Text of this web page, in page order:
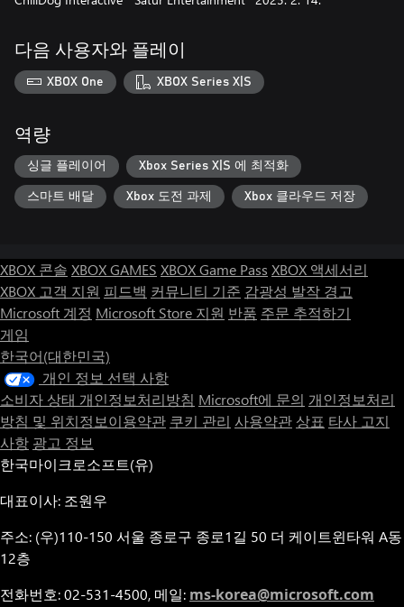
다음 사용자와 플레이
XBOX One XBOX Series X|S
역량
싱글 플레이어 Xbox Series X|S 에 최적화
스마트 배달 Xbox 도전 과제 Xbox 클라우드 저장
XBOX 콘솔 XBOX GAMES XBOX Game Pass XBOX 액세서리
XBOX 고객 지원 피드백 커뮤니티 기준 감광성 발작 경고
Microsoft 계정 Microsoft Store 지원 반품 주문 추적하기
게임
한국어(대한민국)
개인 정보 선택 사항
소비자 상태 개인정보처리방침 Microsoft에 문의 개인정보처리
방침 및 위치정보이용약관 쿠키 관리 사용약관 상표 타사 고지
사항 광고 정보
한국마이크로소프트(유)
대표이사: 조원우
주소: (우)110-150 서울 종로구 종로1길 50 더 케이트윈타워 A동
12층
전화번호: 02-531-4500, 메일: ms-korea@microsoft.com